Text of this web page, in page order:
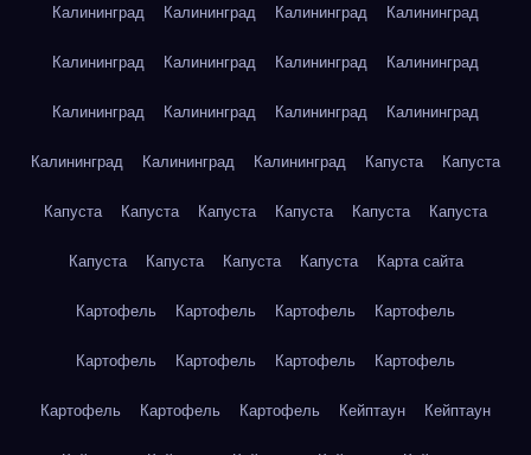
Калининград Калининград Калининград Калининград
Калининград Калининград Калининград Калининград
Калининград Калининград Калининград Калининград
Калининград Калининград Калининград Капуста Капуста
Капуста Капуста Капуста Капуста Капуста Капуста
Капуста Капуста Капуста Капуста Карта сайта
Картофель Картофель Картофель Картофель
Картофель Картофель Картофель Картофель
Картофель Картофель Картофель Кейптаун Кейптаун